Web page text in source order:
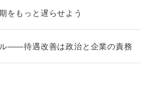
をもっと遅らせよう
――待遇改善は政治と企業の責務